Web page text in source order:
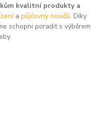
kvalitní produkty a
apůjčovny nosičů. Díky
schopni poradit s výběrem